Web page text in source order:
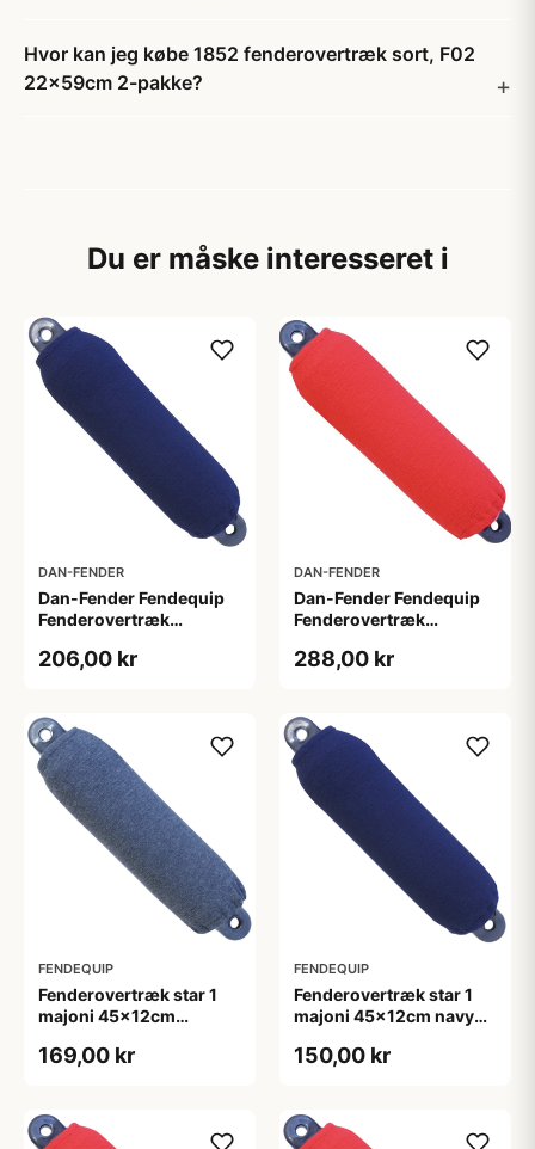
Hvor kan jeg købe 1852 fenderovertræk sort, F02
22x59cm 2-pakke?
Du er måske interesseret i
DAN-FENDER
Dan-Fender Fendequip
Fenderovertræk
206,00 kr
DAN-FENDER
Dan-Fender Fendequip
Fenderovertræk
288,00 kr
FENDEQUIP
Fenderovertræk star 1
majoni 45x12cm
169,00 kr
FENDEQUIP
Fenderovertræk star 1
majoni 45x12cm navy
150,00 kr